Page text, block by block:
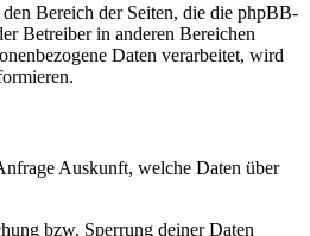
Bereich der Seiten, die die phpBB-
Betreiber in anderen Bereichen
Daten verarbeitet, wird
Auskunft, welche Daten über
bzw. Sperrung deiner Daten